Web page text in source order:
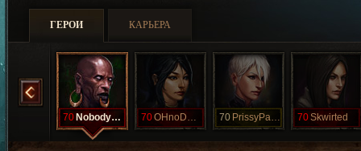
ГЕРОИ КАРЬЕРА
70 NobodysHome 70 OHnoDMOslo 70 PrissyPants 70Skwirted